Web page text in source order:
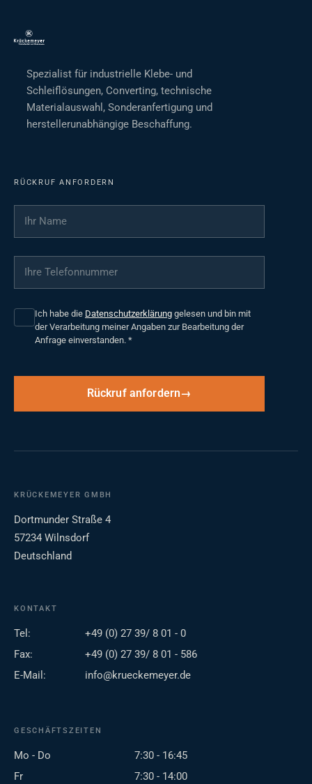
Spezialist für industrielle Klebe- und
Schleiflösungen, Converting, technische
Materialauswahl, Sonderanfertigung und
herstellerunabhängige Beschaffung.
RÜCKRUF ANFORDERN
Ihr Name
Ihre Telefonnummer
Ich habe die Datenschutzerklärung gelesen und bin mit
der Verarbeitung meiner Angaben zur Bearbeitung der
Anfrage einverstanden. *
Rückruf anfordern
KRÜCKEMEYER GMBH
Dortmunder Straße 4
57234 Wilnsdorf
Deutschland
KONTAKT
Tel:
+49 (0) 27 39/ 8 01 - 0
Fax:
+49 (0) 27 39/ 8 01 - 586
E-Mail:
info@krueckemeyer.de
GESCHÄFTSZEITEN
Mo - Do
7:30 - 16:45
Fr
7:30 - 14:00